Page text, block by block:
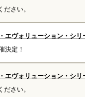
さい。
エヴォリューション・シリ
決定！
エヴォリューション・シリ
さい。